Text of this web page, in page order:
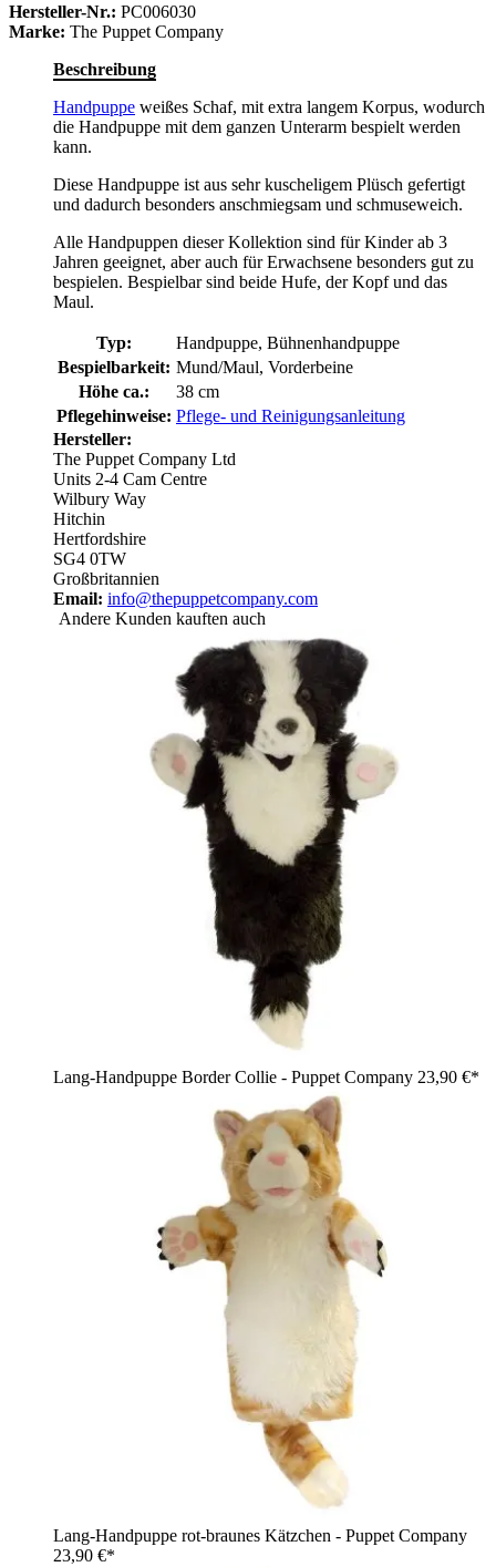
Hersteller-Nr.: PC006030
Marke: The Puppet Company
Beschreibung
Handpuppe weißes Schaf, mit extra langem Korpus, wodurch
die Handpuppe mit dem ganzen Unterarm bespielt werden
kann.
Diese Handpuppe ist aus sehr kuscheligem Plüsch gefertigt
und dadurch besonders anschmiegsam und schmuseweich.
Alle Handpuppen dieser Kollektion sind für Kinder ab 3
Jahren geeignet, aber auch für Erwachsene besonders gut zu
bespielen. Bespielbar sind beide Hufe, der Kopf und das
Maul.
Typ:
Handpuppe, Bühnenhandpuppe
Bespielbarkeit: Mund/Maul, Vorderbeine
Höhe ca.:
38 cm
Pflegehinweise: Pflege- und Reinigungsanleitung
Hersteller:
The Puppet Company Ltd
Units 2-4 Cam Centre
Wilbury Way
Hitchin
Hertfordshire
SG4 0TW
Großbritannien
Email: info@thepuppetcompany.com
Andere Kunden kauften auch
Lang-Handpuppe Border Collie - Puppet Company 23,90 €*
Lang-Handpuppe rot-braunes Kätzchen - Puppet Company
23,90 €*